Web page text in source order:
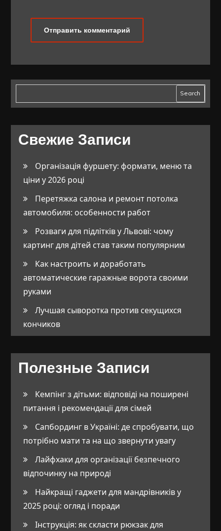
Search
Свежие Записи
Організація фуршету: формати, меню та
ціни у 2026 році
Перетяжка салона и ремонт потолка
автомобиля: особенности работ
Розваги для підлітків у Львові: чому
картинг для дітей став таким популярним
Как настроить и доработать
автоматические гаражные ворота своими
руками
Лучшая сыворотка против секущихся
кончиков
Полезные Записи
Кемпінг з дітьми: відповіді на поширені
питання і рекомендації для сімей
Сапбординг в Україні: де спробувати, що
потрібно мати та на що звернути увагу
Лайфхаки для організації безпечного
відпочинку на природі
Найкращі гаджети для мандрівників у
2025 році: огляд і поради
Інструкція: як скласти рюкзак для